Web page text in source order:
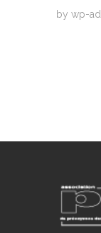
by wp-